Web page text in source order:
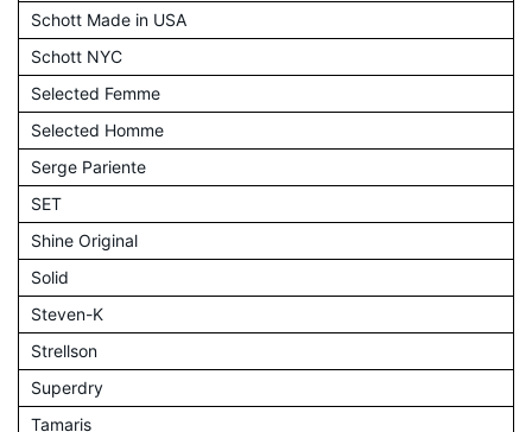
Schott Made in USA
Schott NYC
Selected Femme
Selected Homme
Serge Pariente
SET
Shine Original
Solid
Steven-K
Strellson
Superdry
Tamaris